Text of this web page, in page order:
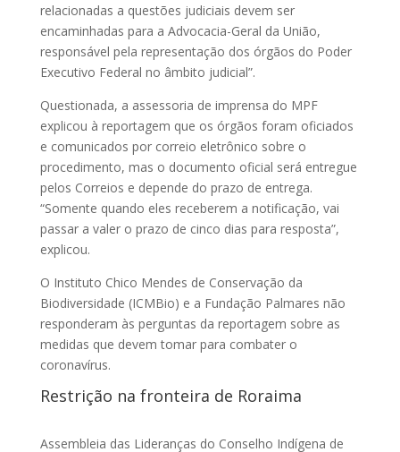
relacionadas a questões judiciais devem ser
encaminhadas para a Advocacia-Geral da União,
responsável pela representação dos órgãos do Poder
Executivo Federal no âmbito judicial”.
Questionada, a assessoria de imprensa do MPF
explicou à reportagem que os órgãos foram oficiados
e comunicados por correio eletrônico sobre o
procedimento, mas o documento oficial será entregue
pelos Correios e depende do prazo de entrega.
“Somente quando eles receberem a notificação, vai
passar a valer o prazo de cinco dias para resposta”,
explicou.
O Instituto Chico Mendes de Conservação da
Biodiversidade (ICMBio) e a Fundação Palmares não
responderam às perguntas da reportagem sobre as
medidas que devem tomar para combater o
coronavírus.
Restrição na fronteira de Roraima
Assembleia das Lideranças do Conselho Indígena de